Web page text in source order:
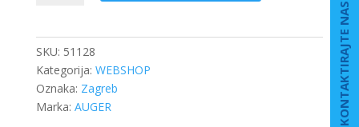
SKU: 51128
Kategorija: WEBSHOP
Oznaka: Zagreb
Marka: AUGER KONTAKTIRAJTE NAS